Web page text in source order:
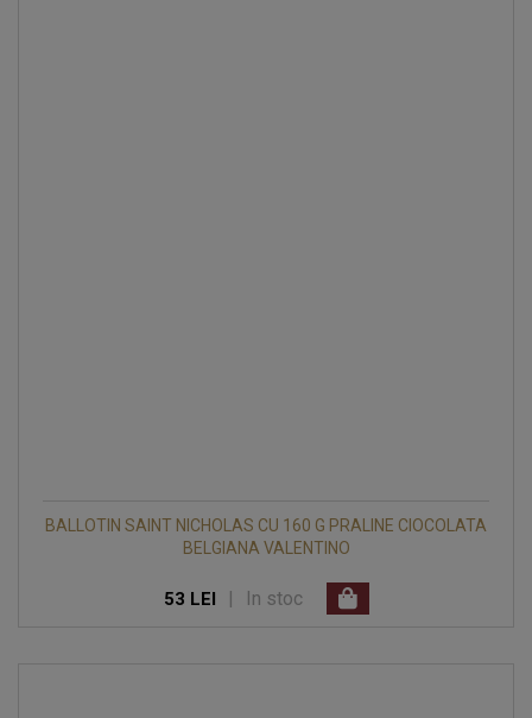
BALLOTIN SAINT NICHOLAS CU 160 G PRALINE CIOCOLATA
BELGIANA VALENTINO
53 LEI | In stoc